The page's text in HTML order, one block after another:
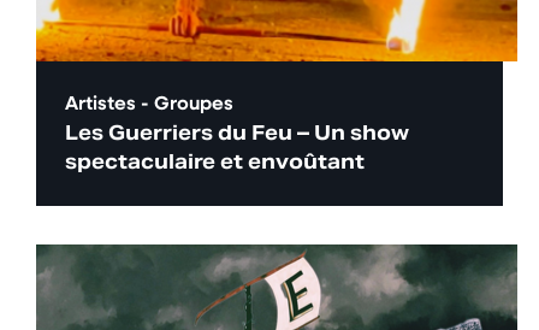
Artistes - Groupes
Les Guerriers du Feu – Un show
spectaculaire et envoûtant